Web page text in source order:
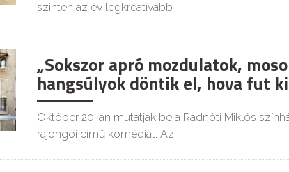
szinten az év legkreatívabb
„Sokszor apró mozdulatok,
hangsúlyok döntik el, hova fut
Október 20-án mutatják be a Radnóti Miklós
rajongói című komédiát. Az